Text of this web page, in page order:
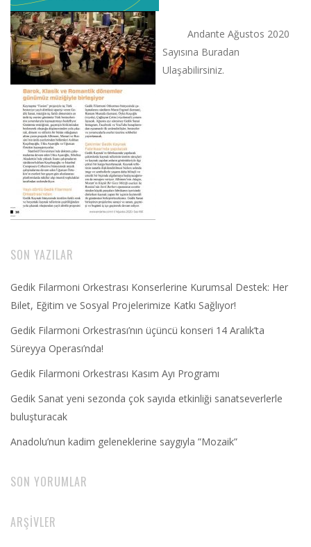
Andante Ağustos 2020
Sayısına Buradan
Ulaşabilirsiniz.
SON YAZILAR
Gedik Filarmoni Orkestrası Konserlerine Kurumsal Destek: Her
Bilet, Eğitim ve Sosyal Projelerimize Katkı Sağlıyor!
Gedik Filarmoni Orkestrası’nın üçüncü konseri 14 Aralık’ta
Süreyya Operası’nda!
Gedik Filarmoni Orkestrası Kasım Ayı Programı
Gedik Sanat yeni sezonda çok sayıda etkinliği sanatseverlerle
buluşturacak
Anadolu’nun kadim geleneklerine saygıyla ”Mozaik”
SON YORUMLAR
ARŞIVLER